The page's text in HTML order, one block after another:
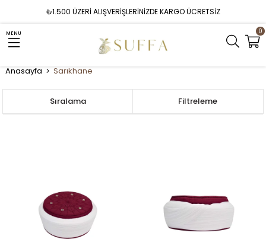
₺1.500 ÜZERİ ALIŞVERİŞLERİNİZDE KARGO ÜCRETSİZ
MENU 0
Anasayfa Sarıkhane
Filtreleme
Sıralama